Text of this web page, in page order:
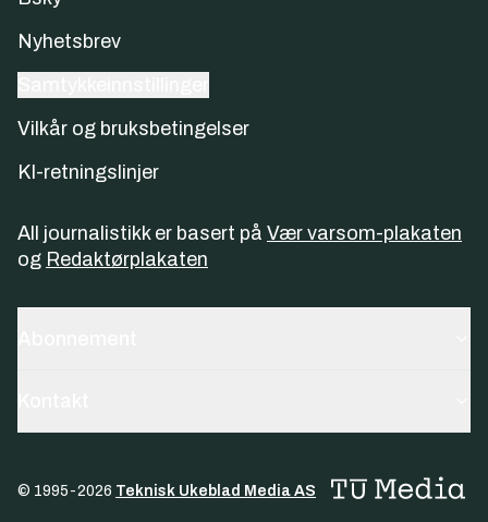
Nyhetsbrev
Vilkår og bruksbetingelser
KI-retningslinjer
All journalistikk er basert på Vær varsom-plakaten
og Redaktørplakaten
© 1995-2026 Teknisk Ukeblad Media AS